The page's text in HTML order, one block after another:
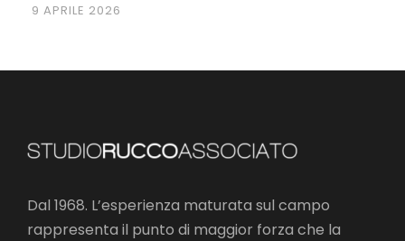
9 APRILE 2026
Dal 1968. L’esperienza maturata sul campo
rappresenta il punto di maggior forza che la